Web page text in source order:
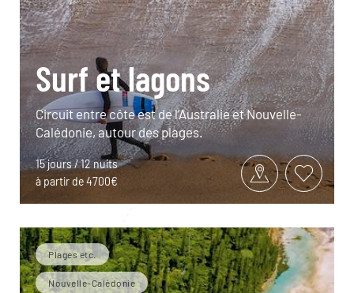
Surf et lagons
Circuit entre côte est de l’Australie et Nouvelle-
Calédonie, autour des plages.
15 jours / 12 nuits
à partir de 4700€
Plages etc.
Nouvelle-Calédonie